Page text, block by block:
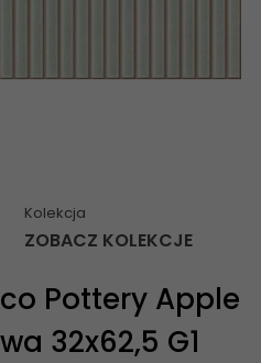
Kolekcja
ZOBACZ KOLEKCJE
Pottery Apple
32x62,5 G1